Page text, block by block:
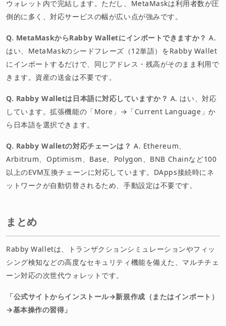
ウォレット内で完結します。ただし、MetaMaskは利用者数が圧
倒的に多く、対応サービスの幅が広い点が強みです。
Q. MetaMaskからRabby Walletにインポートできますか？ A.
はい、MetaMaskのシードフレーズ（12単語）をRabby Wallet
にインポートするだけで、同じアドレス・残高がそのまま利用で
きます。資産の送金は不要です。
Q. Rabby Walletは日本語に対応していますか？ A. はい、対応
しています。拡張機能の「More」→「Current Language」か
ら日本語を選択できます。
Q. Rabby Walletの対応チェーンは？ A. Ethereum、
Arbitrum、Optimism、Base、Polygon、BNB Chainなど100
以上のEVM互換チェーンに対応しています。DApps接続時にネ
ットワークが自動切替されるため、手動設定は不要です。
まとめ
Rabby Walletは、トランザクションシミュレーションやフィッ
シング検知などの高度なセキュリティ機能を備えた、マルチチェ
ーン対応の次世代ウォレットです。
「公式サイトからインストール→新規作成（またはインポート）
→基本操作の習得」